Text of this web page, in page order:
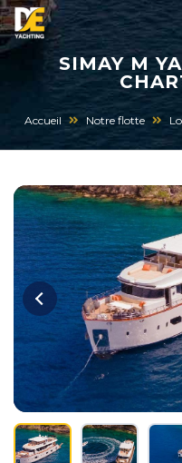
SIMAY M
Accueil Notre flotte